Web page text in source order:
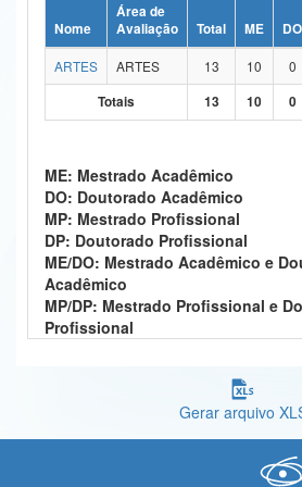
Ministério da Ciência, Tecnologia, Inovações e
Ministério do Meio Ambiente
Controladoria-Geral da União
Ministério da Mulher, da Família e dos Direitos
Secretaria-Geral
Secretaria de Governo
Nome
Área de
Avaliação
Total ME DO
ARTES
ARTES 13 10 0
Totais
13 10 0
ME: Mestrado Acadêmico
DO: Doutorado Acadêmico
MP: Mestrado Profissional
DP: Doutorado Profissional
ME/DO: Mestrado Acadêmico e
Acadêmico
MP/DP: Mestrado Profissional e
Profissional
Gerar arquivo